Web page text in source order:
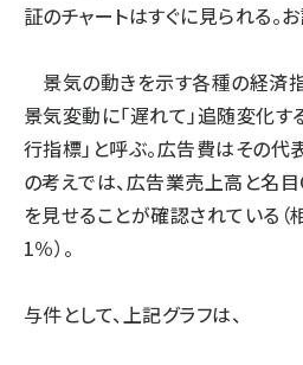
証のチャートはすぐに見られる。お
景気の動きを示す各種の経済
景気変動に「遅れて」追随変化す
行指標」と呼ぶ。広告費はその
の考えでは、広告業売上高と名
を見せることが確認されている
1％）。
与件として、上記グラフは、